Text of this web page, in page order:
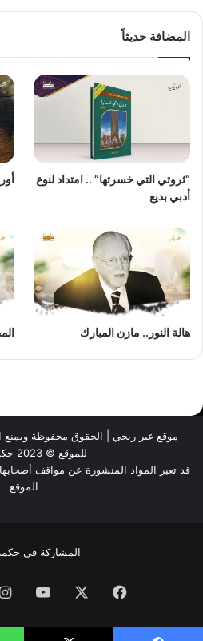
المضافة حديثاً
“ثروتي التي خسرتها” .. امتداد لنوع
أدبي بديع
هالة النور.. مازن المبارك
موقع غير ربحي | الحقوق محفوظة ويمنع
للموقع © 2023 حكمة يمانية
قد تعبر المواد المنشورة عن مواقف
الموقع
المشاركة في